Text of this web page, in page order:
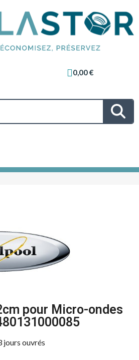
0,00 €
pour Micro-ondes
jours ouvrés